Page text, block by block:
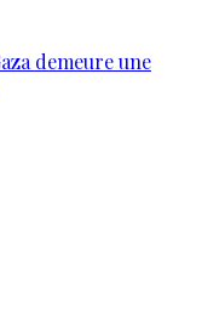
demeure une